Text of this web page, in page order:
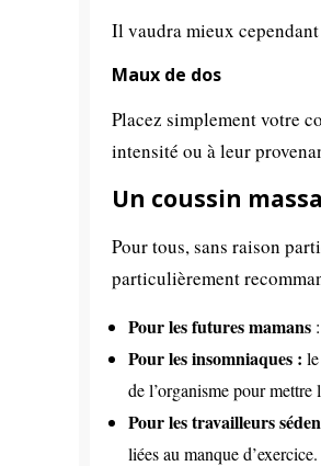
Il vaudra mieux
Maux de dos
Placez simplement votre
intensité ou à leur
Un coussin
Pour tous, sans raison
particulièrement
Pour les futures mamans
Pour les insomniaques :
de l’organisme pour mettre
Pour les travailleurs
liées au manque d’exercice.